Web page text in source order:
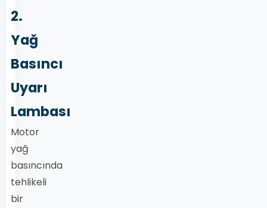
2.
Yağ
Basıncı
Uyarı
Lambası
Motor
yağ
basıncında
tehlikeli
bir